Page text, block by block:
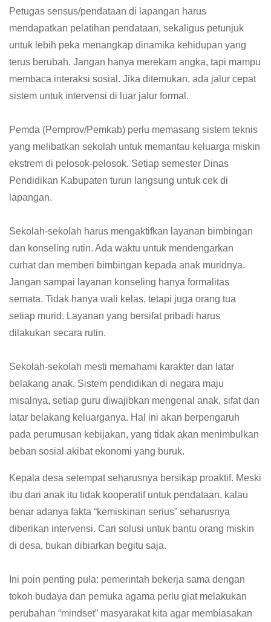
Petugas sensus/pendataan di lapangan harus
mendapatkan pelatihan pendataan, sekaligus petunjuk
untuk lebih peka menangkap dinamika kehidupan yang
terus berubah. Jangan hanya merekam angka, tapi mampu
membaca interaksi sosial. Jika ditemukan, ada jalur cepat
sistem untuk intervensi di luar jalur formal.
Pemda (Pemprov/Pemkab) perlu memasang sistem teknis
yang melibatkan sekolah untuk memantau keluarga miskin
ekstrem di pelosok-pelosok. Setiap semester Dinas
Pendidikan Kabupaten turun langsung untuk cek di
lapangan.
Sekolah-sekolah harus mengaktifkan layanan bimbingan
dan konseling rutin. Ada waktu untuk mendengarkan
curhat dan memberi bimbingan kepada anak muridnya.
Jangan sampai layanan konseling hanya formalitas
semata. Tidak hanya wali kelas, tetapi juga orang tua
setiap murid. Layanan yang bersifat pribadi harus
dilakukan secara rutin.
Sekolah-sekolah mesti memahami karakter dan latar
belakang anak. Sistem pendidikan di negara maju
misalnya, setiap guru diwajibkan mengenal anak, sifat dan
latar belakang keluarganya. Hal ini akan berpengaruh
pada perumusan kebijakan, yang tidak akan menimbulkan
beban sosial akibat ekonomi yang buruk.
Kepala desa setempat seharusnya bersikap proaktif. Meski
ibu dari anak itu tidak kooperatif untuk pendataan, kalau
benar adanya fakta “kemiskinan serius” seharusnya
diberikan intervensi. Cari solusi untuk bantu orang miskin
di desa, bukan dibiarkan begitu saja.
Ini poin penting pula: pemerintah bekerja sama dengan
tokoh budaya dan pemuka agama perlu giat melakukan
perubahan “mindset” masyarakat kita agar membiasakan